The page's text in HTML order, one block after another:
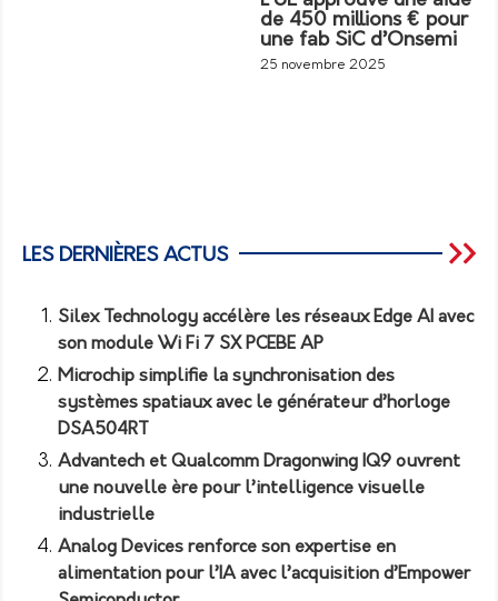
de 450 millions € pour
une fab SiC d’Onsemi
25 novembre 2025
LES DERNIÈRES ACTUS
Silex Technology accélère les réseaux Edge AI avec
son module Wi Fi 7 SX PCEBE AP
Microchip simplifie la synchronisation des
systèmes spatiaux avec le générateur d’horloge
DSA504RT
Advantech et Qualcomm Dragonwing IQ9 ouvrent
une nouvelle ère pour l’intelligence visuelle
industrielle
Analog Devices renforce son expertise en
alimentation pour l’IA avec l’acquisition d’Empower